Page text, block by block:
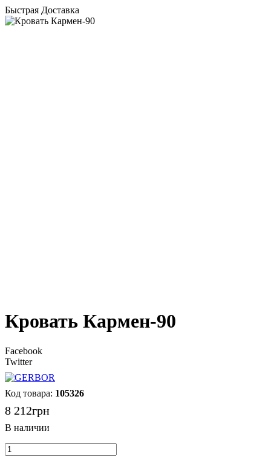
Быстрая Доставка
Кровать Кармен-90
Facebook
Twitter
105326
8 212грн